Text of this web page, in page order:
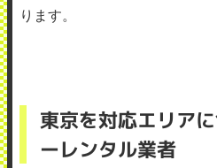
ります。
東京を対応エリア
ーレンタル業者